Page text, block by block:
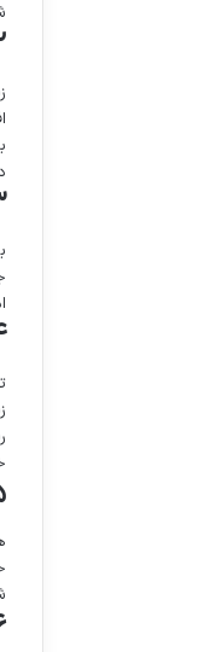
۲. حفظ
۳.
۴.
۵. حفظ
۶. شروع